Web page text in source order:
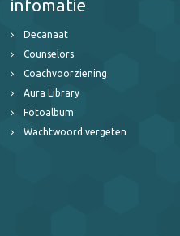
infomatie
Decanaat
Counselors
Coachvoorziening
Aura Library
Fotoalbum
Wachtwoord vergeten